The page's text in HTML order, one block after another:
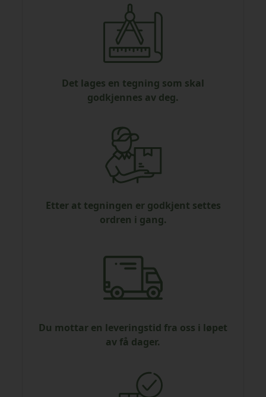
Det lages en tegning som skal
godkjennes av deg.
Etter at tegningen er godkjent settes
ordren i gang.
Du mottar en leveringstid fra oss i løpet
av få dager.